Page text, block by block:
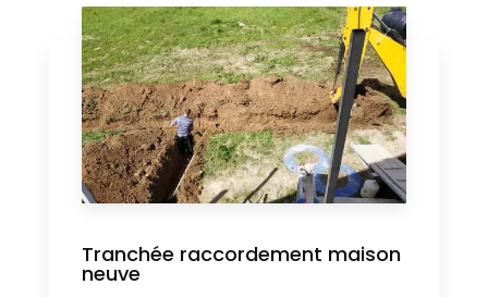
Tranchée raccordement maison
neuve